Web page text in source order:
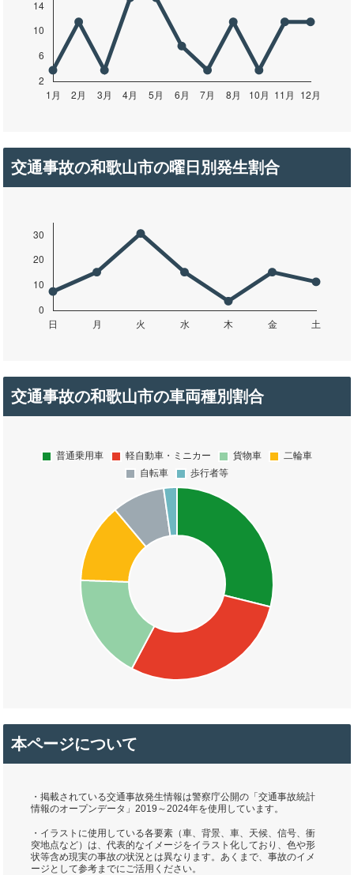
交通事故の和歌山市の曜日別発生割合
交通事故の和歌山市の車両種別割合
本ページについて
・掲載されている交通事故発生情報は警察庁公開の「交通事故統計
情報のオープンデータ」2019～2024年を使用しています。
・イラストに使用している各要素（車、背景、車、天候、信号、衝
突地点など）は、代表的なイメージをイラスト化しており、色や形
状等含め現実の事故の状況とは異なります。あくまで、事故のイメ
ージとして参考までにご活用ください。